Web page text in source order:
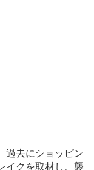
過去にショッピン
イクを取材し、襲